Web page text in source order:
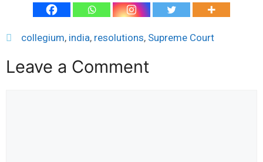
collegium, india, resolutions, Supreme Court
Leave a Comment